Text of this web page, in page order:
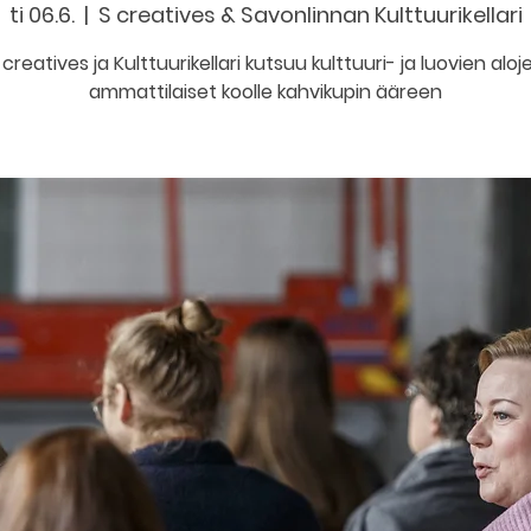
ti 06.6.
  |
S creatives & Savonlinnan Kulttuurikellari
creatives ja Kulttuurikellari kutsuu kulttuuri- ja luovien
ammattilaiset koolle kahvikupin ääreen